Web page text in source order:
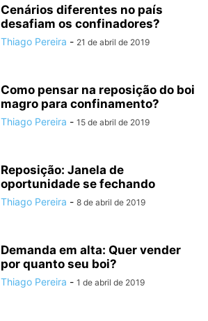
Cenários diferentes no país
desafiam os confinadores?
Thiago Pereira - 21 de abril de 2019
Como pensar na reposição do boi
magro para confinamento?
Thiago Pereira - 15 de abril de 2019
Reposição: Janela de
oportunidade se fechando
Thiago Pereira - 8 de abril de 2019
Demanda em alta: Quer vender
por quanto seu boi?
Thiago Pereira - 1 de abril de 2019